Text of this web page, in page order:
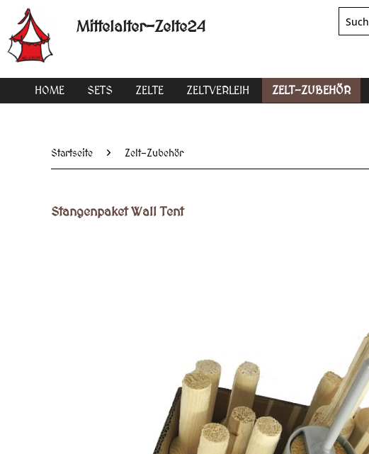
Mittelalter-Zelte24
HOME SETS ZELTE ZELTVERLEIH ZELT-ZUBEHÖR
Startseite Zelt-Zubehör
Stangenpaket Wall Tent